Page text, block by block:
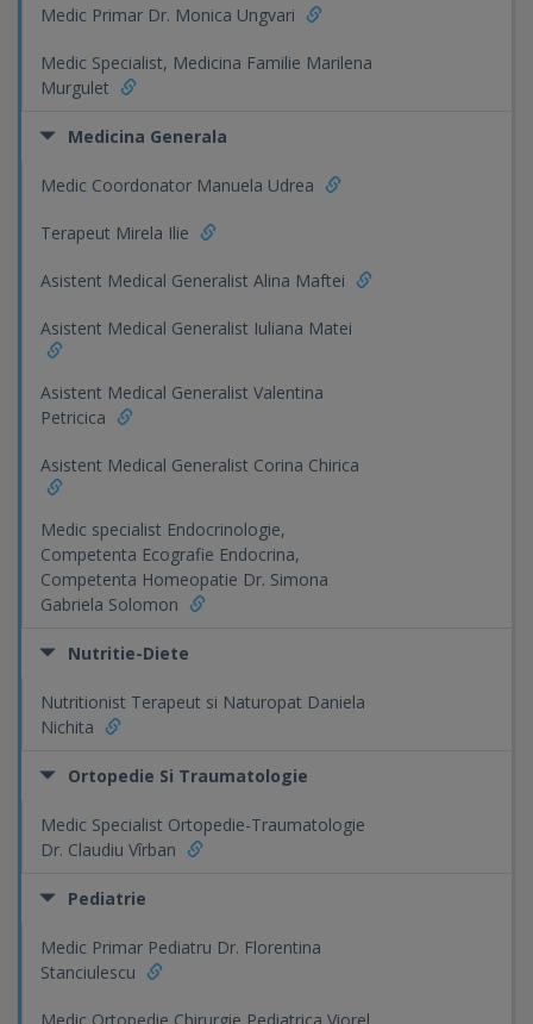
Medic Primar Dr. Monica Ungvari
Medic Specialist, Medicina Familie Marilena
Murgulet
Medicina Generala
Medic Coordonator Manuela Udrea
Terapeut Mirela Ilie
Asistent Medical Generalist Alina Maftei
Asistent Medical Generalist Iuliana Matei
Asistent Medical Generalist Valentina
Petricica
Asistent Medical Generalist Corina Chirica
Medic specialist Endocrinologie,
Competenta Ecografie Endocrina,
Competenta Homeopatie Dr. Simona
Gabriela Solomon
Nutritie-Diete
Nutritionist Terapeut si Naturopat Daniela
Nichita
Ortopedie Si Traumatologie
Medic Specialist Ortopedie-Traumatologie
Dr. Claudiu Vîrban
Pediatrie
Medic Primar Pediatru Dr. Florentina
Stanciulescu